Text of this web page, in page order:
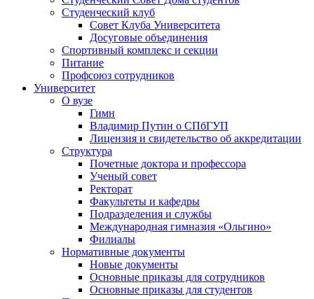
Студенческий клуб
Совет Клуба Университета
Досуговые объединения
Спортивный комплекс и секции
Питание
Профсоюз сотрудников
Университет
О вузе
Гимн
Владимир Путин о СПбГУП
Лицензия и свидетельство об аккредитации
Структура
Почетные доктора и профессора
Ученый совет
Ректорат
Факультеты и кафедры
Подразделения и службы
Международная гимназия «Ольгино»
Филиалы
Нормативные документы
Новые документы
Основные приказы для сотрудников
Основные приказы для студентов